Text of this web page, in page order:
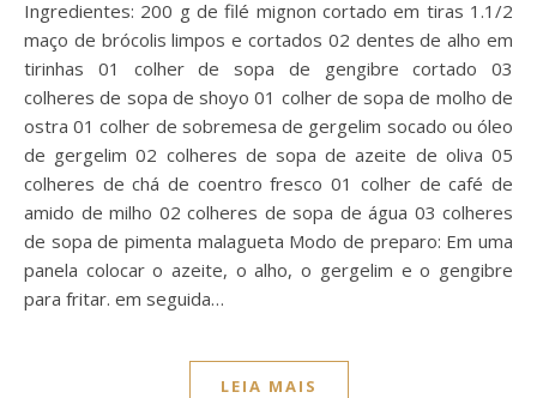
Ingredientes: 200 g de filé mignon cortado em tiras 1.1/2
maço de brócolis limpos e cortados 02 dentes de alho em
tirinhas 01 colher de sopa de gengibre cortado 03
colheres de sopa de shoyo 01 colher de sopa de molho de
ostra 01 colher de sobremesa de gergelim socado ou óleo
de gergelim 02 colheres de sopa de azeite de oliva 05
colheres de chá de coentro fresco 01 colher de café de
amido de milho 02 colheres de sopa de água 03 colheres
de sopa de pimenta malagueta Modo de preparo: Em uma
panela colocar o azeite, o alho, o gergelim e o gengibre
para fritar. em seguida…
LEIA MAIS